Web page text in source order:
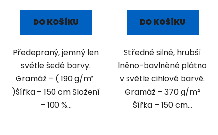
DO KOŠÍKU
Předepraný, jemný len
světle šedé barvy.
Gramáž – ( 190 g/m²
)Šířka – 150 cm Složení
– 100 %...
DO KOŠÍKU
Středně silné, hrubší
lněno-bavlněné plátno
v světle cihlové barvě.
Gramáž – 370 g/m²
Šířka – 150 cm...